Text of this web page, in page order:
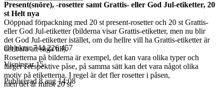
Present(snöre), -rosetter samt Grattis- eller God Jul-etiketter, 20
st Helt nya
Oöppnad förpackning med 20 st present-rosetter och 20 st Grattis-
eller God Jul-etiketter (bilderna visar Grattis-etiketter, men nu blir
det God Jul-etiketter istället, om du hellre vill ha Grattis-etiketter är
det bara att säga till).
Rosetterna på bilderna är exempel, det kan vara olika typer och
färger i respektive påse, på samma sätt kan det vara något olika
motiv på etiketterna. I regel är det fler rosetter i påsen,
men det är minst 20 st.
Objektnr 744 226 457
Visningar 15
Publicerad 8 aug 14:08